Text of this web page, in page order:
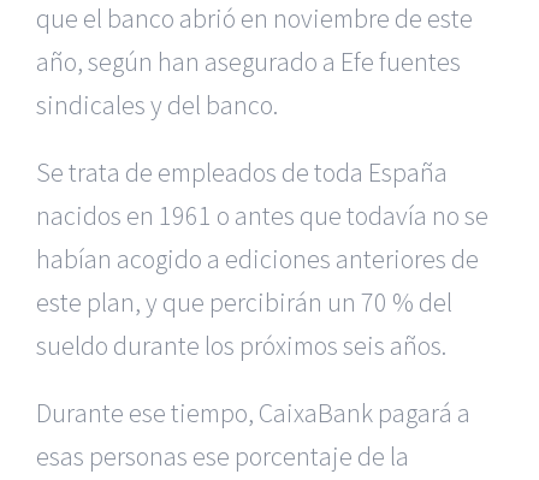
que el banco abrió en noviembre de este
año, según han asegurado a Efe fuentes
sindicales y del banco.
Se trata de empleados de toda España
nacidos en 1961 o antes que todavía no se
habían acogido a ediciones anteriores de
este plan, y que percibirán un 70 % del
sueldo durante los próximos seis años.
Durante ese tiempo, CaixaBank pagará a
esas personas ese porcentaje de la